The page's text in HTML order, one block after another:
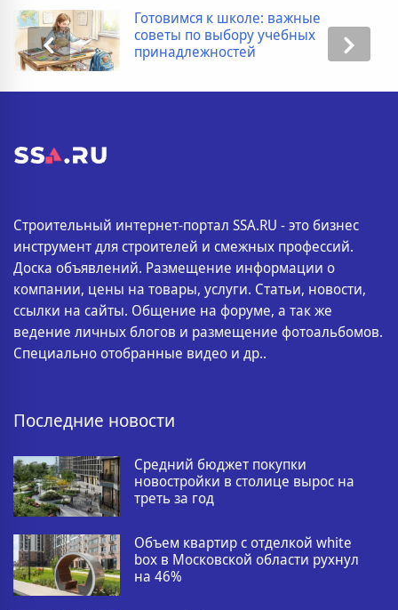
Готовимся к школе: важные
советы по выбору учебных
принадлежностей
Строительный интернет-портал SSA.RU - это бизнес
инструмент для строителей и смежных профессий.
Доска объявлений. Размещение информации о
компании, цены на товары, услуги. Статьи, новости,
ссылки на сайты. Общение на форуме, а так же
ведение личных блогов и размещение фотоальбомов.
Специально отобранные видео и др..
Последние новости
Средний бюджет покупки
новостройки в столице вырос на
треть за год
Объем квартир с отделкой white
box в Московской области рухнул
на 46%